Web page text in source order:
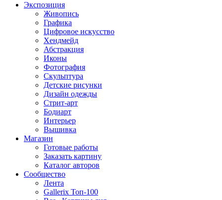
Экспозиция
Живопись
Графика
Цифровое искусство
Хендмейд
Абстракция
Иконы
Фотография
Скульптура
Детские рисунки
Дизайн одежды
Стрит-арт
Бодиарт
Интерьер
Вышивка
Магазин
Готовые работы
Заказать картину
Каталог авторов
Сообщество
Лента
Gallerix Топ-100